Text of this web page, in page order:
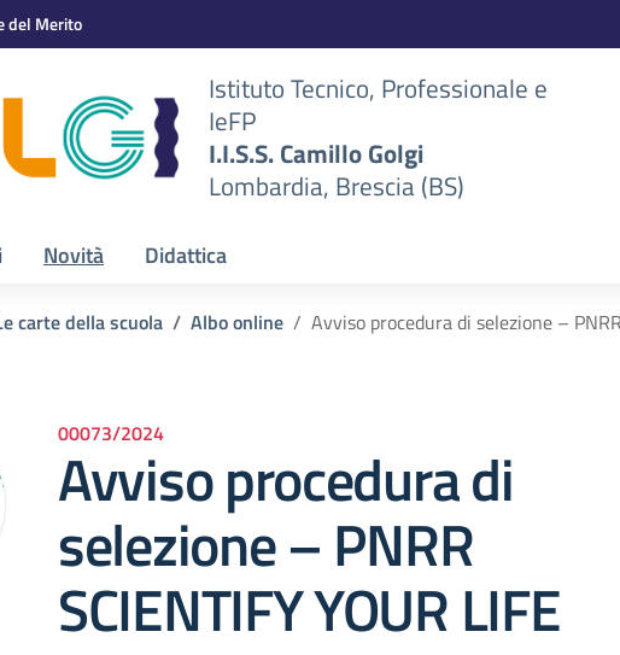
del Merito
Istituto Tecnico, Professionale e
IeFP
I.I.S.S. Camillo Golgi
Lombardia, Brescia (BS)
Novità Didattica
carte della scuola Albo online Avviso procedura di selezione –
00073/2024
Avviso procedura di
selezione – PNRR
SCIENTIFY YOUR LIFE